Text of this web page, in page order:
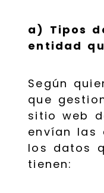
a) Tipos
entidad
Según
que
sitio web
envían las
los datos
tienen: